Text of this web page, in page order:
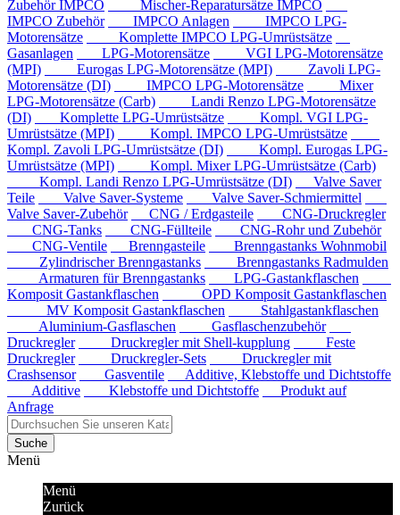
Zubehör IMPCO
Mischer-Reparatursätze IMPCO
IMPCO Zubehör
IMPCO Anlagen
IMPCO LPG-
Motorensätze
Komplette IMPCO LPG-Umrüstsätze
Gasanlagen
LPG-Motorensätze
VGI LPG-Motorensätze
(MPI)
Eurogas LPG-Motorensätze (MPI)
Zavoli LPG-
Motorensätze (DI)
IMPCO LPG-Motorensätze
Mixer
LPG-Motorensätze (Carb)
Landi Renzo LPG-Motorensätze
(DI)
Komplette LPG-Umrüstsätze
Kompl. VGI LPG-
Umrüstsätze (MPI)
Kompl. IMPCO LPG-Umrüstsätze
Kompl. Zavoli LPG-Umrüstsätze (DI)
Kompl. Eurogas LPG-
Umrüstsätze (MPI)
Kompl. Mixer LPG-Umrüstsätze (Carb)
Kompl. Landi Renzo LPG-Umrüstsätze (DI)
Valve Saver
Teile
Valve Saver-Systeme
Valve Saver-Schmiermittel
Valve Saver-Zubehör
CNG / Erdgasteile
CNG-Druckregler
CNG-Tanks
CNG-Füllteile
CNG-Rohr und Zubehör
CNG-Ventile
Brenngasteile
Brenngastanks Wohnmobil
Zylindrischer Brenngastanks
Brenngastanks Radmulden
Armaturen für Brenngastanks
LPG-Gastankflaschen
Komposit Gastankflaschen
OPD Komposit Gastankflaschen
MV Komposit Gastankflaschen
Stahlgastankflaschen
Aluminium-Gasflaschen
Gasflaschenzubehör
Druckregler
Druckregler mit Shell-kupplung
Feste
Druckregler
Druckregler-Sets
Druckregler mit
Crashsensor
Gasventile
Additive, Klebstoffe und Dichtstoffe
Additive
Klebstoffe und Dichtstoffe
Produkt auf
Anfrage
Suche
Menü
Menü
Zurück